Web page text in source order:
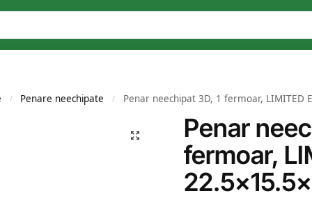
/ Penare neechipate / Penar neechipat 3D, 1 fermoar, LIMITED
Penar
fermoar,